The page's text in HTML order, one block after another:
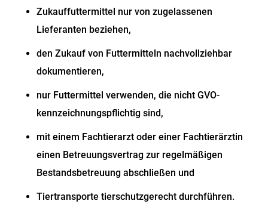
Zukauffuttermittel nur von zugelassenen
Lieferanten beziehen,
den Zukauf von Futtermitteln nachvollziehbar
dokumentieren,
nur Futtermittel verwenden, die nicht GVO-
kennzeichnungspflichtig sind,
mit einem Fachtierarzt oder einer Fachtierärztin
einen Betreuungsvertrag zur regelmäßigen
Bestandsbetreuung abschließen und
Tiertransporte tierschutzgerecht durchführen.